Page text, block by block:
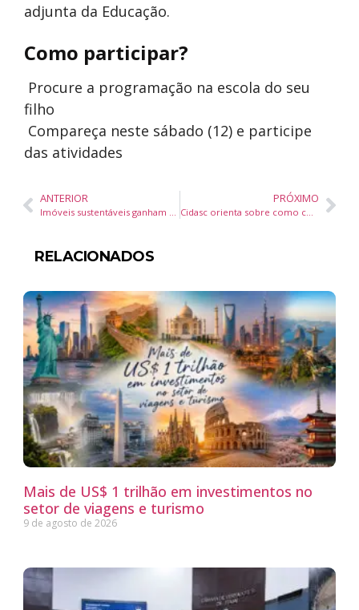
adjunta da Educação.
Como participar?
Procure a programação na escola do seu
filho
Compareça neste sábado (12) e participe
das atividades
ANTERIOR
Imóveis sustentáveis ganham espaço no mercado de luxo e se tornam preferência entre consumidores exigentes
PRÓXIMO
Cidasc orienta sobre como comprar pescado seguro em SC durante Semana Santa
RELACIONADOS
Mais de US$ 1 trilhão em investimentos no
setor de viagens e turismo
9 de agosto de 2026